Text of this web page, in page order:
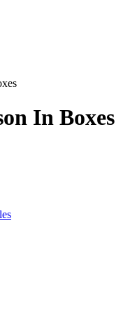
In Boxes